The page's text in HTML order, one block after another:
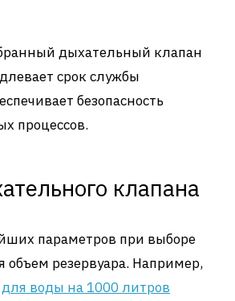
дыхательный клапан
срок службы
безопасность
процессов.
клапана
параметров при выборе
объем резервуара. Например,
воды на 1000 литров